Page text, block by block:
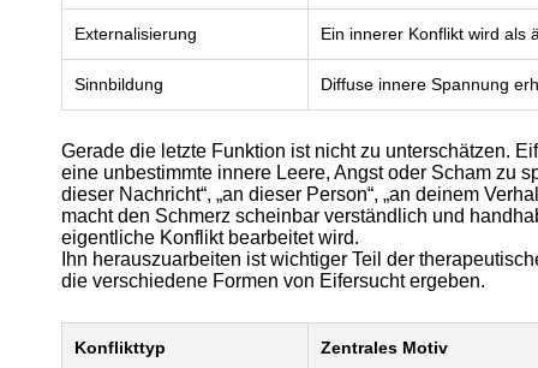
Externalisierung Ein innerer Konflikt wird als
Sinnbildung Diffuse innere Spannung
Gerade die letzte Funktion ist nicht zu unterschätzen.
eine unbestimmte innere Leere, Angst oder Scham zu
dieser Nachricht“, „an dieser Person“, „an deinem
macht den Schmerz scheinbar verständlich und
eigentliche Konflikt bearbeitet wird.
Ihn herauszuarbeiten ist wichtiger Teil der
die verschiedene Formen von Eifersucht ergeben.
Konflikttyp Zentrales Motiv